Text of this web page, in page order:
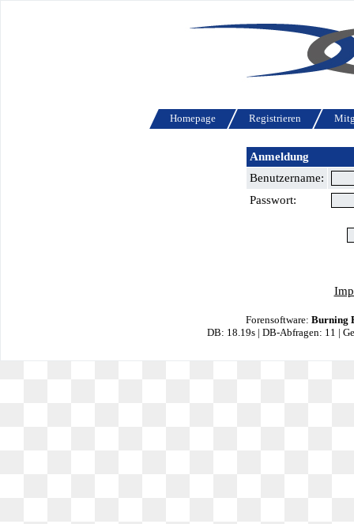
Homepage Registrieren
Anmeldung
Benutzername:
Passwort:
Forensoftware: Burning
DB: 18.19s | DB-Abfragen: 11 |